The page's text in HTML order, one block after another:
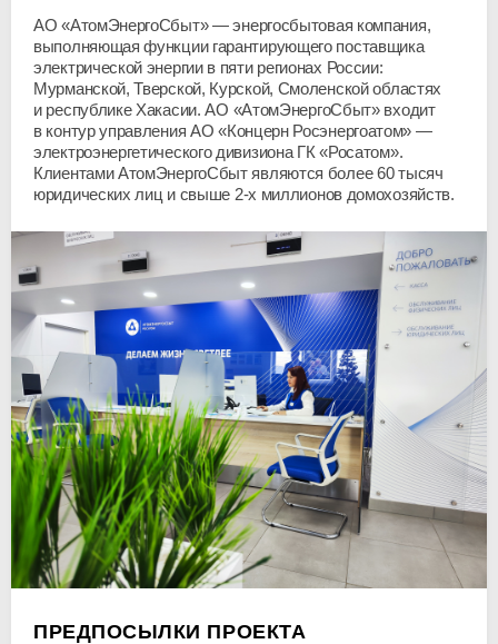
АО «АтомЭнергоСбыт»— энергосбытовая компания,
выполняющая функции гарантирующего поставщика
электрической энергии в пяти регионах России:
Мурманской, Тверской, Курской, Смоленской областях
и республике Хакасии.АО «АтомЭнергоСбыт»входит
в контур управления АО «Концерн Росэнергоатом» —
электроэнергетического дивизиона ГК «Росатом».
Клиентами АтомЭнергоСбыт являются более 60 тысяч
юридических лиц и свыше 2-х миллионов домохозяйств.
ПРЕДПОСЫЛКИ ПРОЕКТА